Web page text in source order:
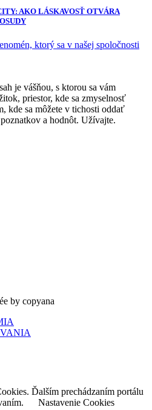
AKO LÁSKAVOSŤ OTVÁRA
ktorý sa v našej spoločnosti
je vášňou, s ktorou sa vám
priestor, kde sa zmyselnosť
kde sa môžete v tichosti oddať
a hodnôt. Užívajte.
by copyana
Ďalším prechádzaním portálu
Nastavenie Cookies